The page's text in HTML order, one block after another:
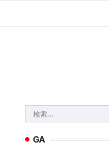
索:
GA